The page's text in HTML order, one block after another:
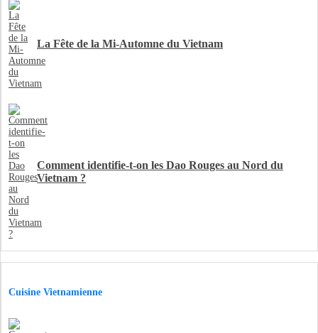
La Fête de la Mi-Automne du Vietnam
Comment identifie-t-on les Dao Rouges au Nord du
Vietnam ?
Cuisine Vietnamienne